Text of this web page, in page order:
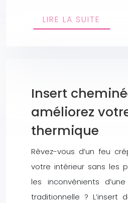
LIRE LA SUITE
Insert
améliorez
thermique
Rêvez-vous d’un feu
votre intérieur sans les
les inconvénients
traditionnelle ? L’insert